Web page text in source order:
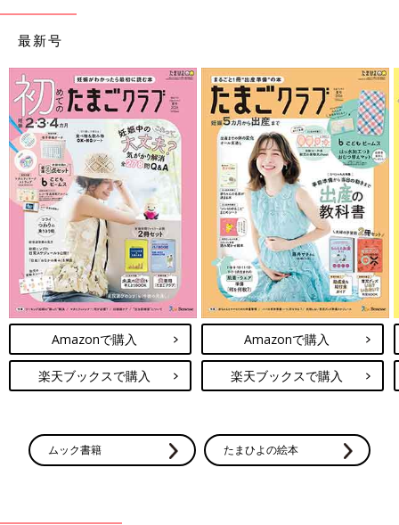
最新号
Amazonで購入
楽天ブックスで購入
Amazonで購入
楽天ブックスで購入
ムック書籍 たまひよの絵本